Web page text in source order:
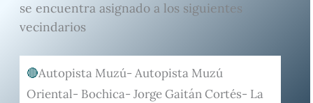
se encuentra asignado a los siguientes
vecindarios
Autopista Muzú- Autopista Muzú
Oriental- Bochica- Jorge Gaitán Cortés- La